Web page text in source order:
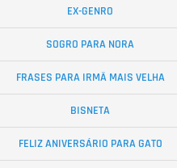
EX-GENRO
SOGRO PARA NORA
FRASES PARA IRMÃ MAIS VELHA
BISNETA
FELIZ ANIVERSÁRIO PARA GATO